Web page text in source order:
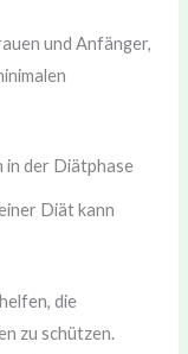
und Anfänger,
in der Diätphase
Diät kann
die
zu schützen.